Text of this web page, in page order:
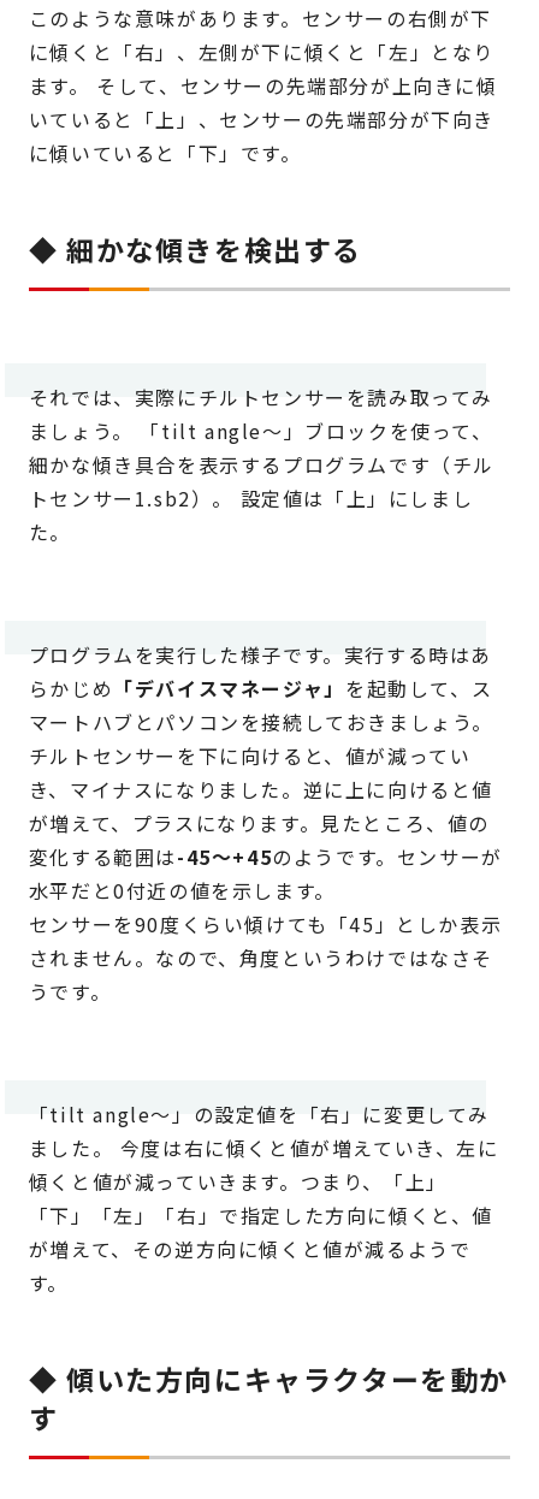
このような意味があります。センサーの右側が下
に傾くと「右」、左側が下に傾くと「左」となり
ます。 そして、センサーの先端部分が上向きに傾
いていると「上」、センサーの先端部分が下向き
に傾いていると「下」です。
◆ 細かな傾きを検出する
それでは、実際にチルトセンサーを読み取ってみ
ましょう。 「tilt angle～」ブロックを使って、
細かな傾き具合を表示するプログラムです（チル
トセンサー1.sb2）。 設定値は「上」にしまし
た。
プログラムを実行した様子です。実行する時はあ
らかじめ 「デバイスマネージャ」 を起動して、ス
マートハブとパソコンを接続しておきましょう。
チルトセンサーを下に向けると、値が減ってい
き、マイナスになりました。逆に上に向けると値
が増えて、プラスになります。見たところ、値の
変化する範囲は-45～+45のようです。センサーが
水平だと0付近の値を示します。
センサーを90度くらい傾けても「45」としか表示
されません。なので、角度というわけではなさそ
うです。
「tilt angle～」の設定値を「右」に変更してみ
ました。 今度は右に傾くと値が増えていき、左に
傾くと値が減っていきます。つまり、「上」
「下」「左」「右」で指定した方向に傾くと、値
が増えて、その逆方向に傾くと値が減るようで
す。
◆ 傾いた方向にキャラクターを動か
す